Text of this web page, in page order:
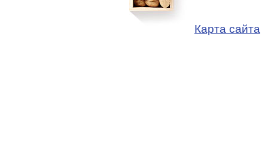
Карта сайта